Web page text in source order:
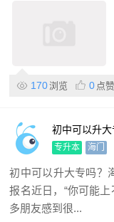
170浏览 0 点赞
初中可以升
历报名/升大
专升本 海门
初中可以升大专吗？
报名近日，“你可能
多朋友感到很...